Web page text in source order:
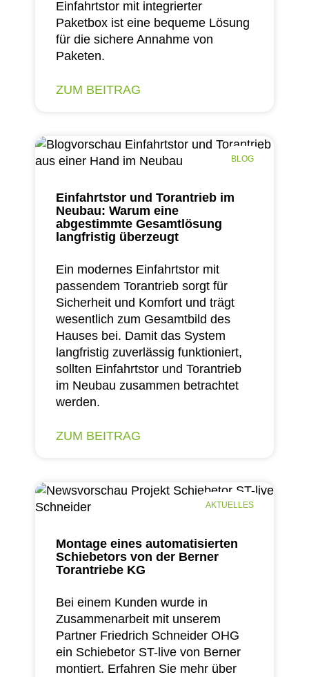
Einfahrtstor mit integrierter
Paketbox ist eine bequeme Lösung
für die sichere Annahme von
Paketen.
ZUM BEITRAG
BLOG
Einfahrtstor und Torantrieb im
Neubau: Warum eine
abgestimmte Gesamtlösung
langfristig überzeugt
Ein modernes Einfahrtstor mit
passendem Torantrieb sorgt für
Sicherheit und Komfort und trägt
wesentlich zum Gesamtbild des
Hauses bei. Damit das System
langfristig zuverlässig funktioniert,
sollten Einfahrtstor und Torantrieb
im Neubau zusammen betrachtet
werden.
ZUM BEITRAG
AKTUELLES
Montage eines automatisierten
Schiebetors von der Berner
Torantriebe KG
Bei einem Kunden wurde in
Zusammenarbeit mit unserem
Partner Friedrich Schneider OHG
ein Schiebetor ST-live von Berner
montiert. Erfahren Sie mehr über